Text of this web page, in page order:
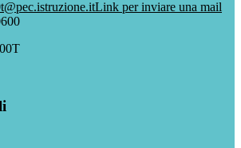
Link per inviare una mail